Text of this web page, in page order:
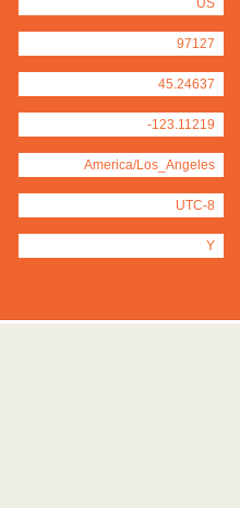
97127
45.24637
-123.11219
America/Los_Angeles
UTC-8
Y